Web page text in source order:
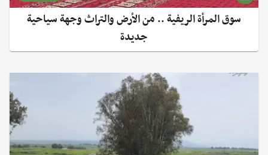
سوق المرأة الريفية .. من الأرض والتراث وجهة سياحية
جديدة